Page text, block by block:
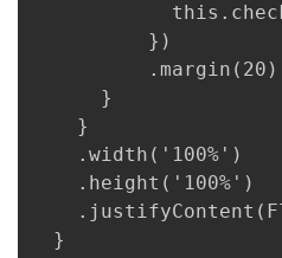
          })
      }
    }
    .width('100%')
    .height('100%')
  }